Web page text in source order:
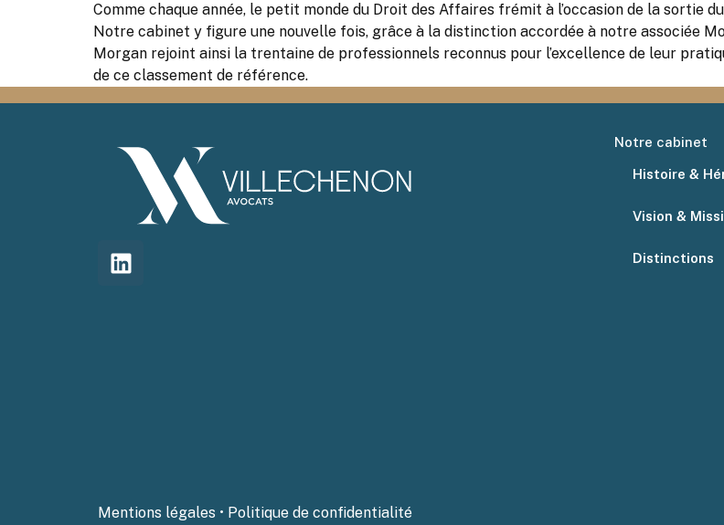
Comme chaque année, le petit monde du Droit des Affaires frémit à l’occasion de la sortie
Notre cabinet y figure une nouvelle fois, grâce à la distinction accordée à notre associée
Morgan rejoint ainsi la trentaine de professionnels reconnus pour l’excellence de leur
de ce classement de référence.
Notre cabinet
Histoire &
Vision &
Distinctions
Mentions légales • Politique de confidentialité